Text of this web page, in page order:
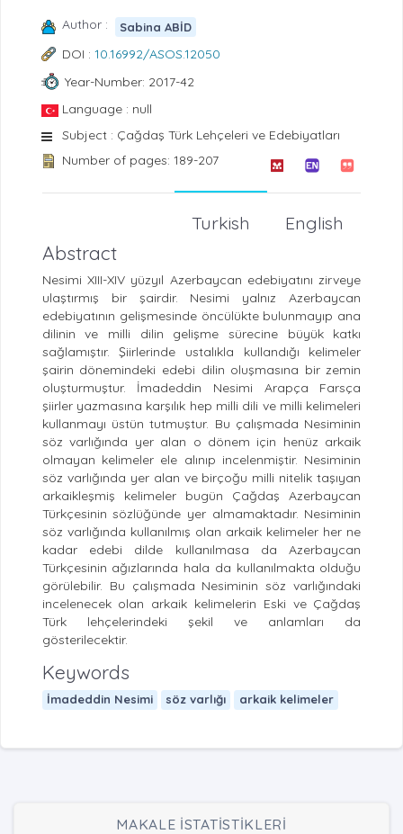
Author : Sabina ABİD
DOI : 10.16992/ASOS.12050
Year-Number: 2017-42
Language : null
Subject : Çağdaş Türk Lehçeleri ve Edebiyatları
Number of pages: 189-207
English
Turkish
Abstract
Nesimi XIII-XIV yüzyıl Azerbaycan edebiyatını zirveye
ulaştırmış bir şairdir. Nesimi yalnız Azerbaycan
edebiyatının gelişmesinde öncülükte bulunmayıp ana
dilinin ve milli dilin gelişme sürecine büyük katkı
sağlamıştır. Şiirlerinde ustalıkla kullandığı kelimeler
şairin dönemindeki edebi dilin oluşmasına bir zemin
oluşturmuştur. İmadeddin Nesimi Arapça Farsça
şiirler yazmasına karşılık hep milli dili ve milli kelimeleri
kullanmayı üstün tutmuştur. Bu çalışmada Nesiminin
söz varlığında yer alan o dönem için henüz arkaik
olmayan kelimeler ele alınıp incelenmiştir. Nesiminin
söz varlığında yer alan ve birçoğu milli nitelik taşıyan
arkaikleşmiş kelimeler bugün Çağdaş Azerbaycan
Türkçesinin sözlüğünde yer almamaktadır. Nesiminin
söz varlığında kullanılmış olan arkaik kelimeler her ne
kadar edebi dilde kullanılmasa da Azerbaycan
Türkçesinin ağızlarında hala da kullanılmakta olduğu
görülebilir. Bu çalışmada Nesiminin söz varlığındaki
incelenecek olan arkaik kelimelerin Eski ve Çağdaş
Türk lehçelerindeki şekil ve anlamları da
gösterilecektir.
Keywords
İmadeddin Nesimi söz varlığı arkaik kelimeler
MAKALE İSTATİSTİKLERİ